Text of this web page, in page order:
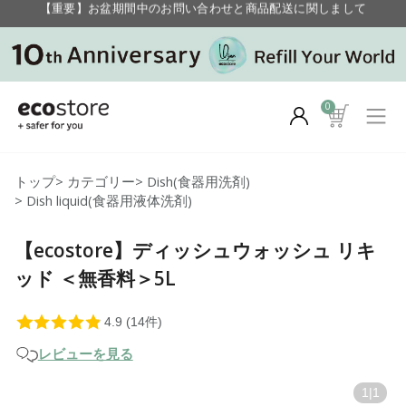
毎月お得にポイントが貯まる！ “月のポイントアップデー”
【重要】お盆期間中のお問い合わせと商品配送に関しまして
毎月お得にポイントが貯まる！ “月のポイントアップデー”
0
トップ> カテゴリー> Dish(食器用洗剤)
> Dish liquid(食器用液体洗剤)
【ecostore】ディッシュウォッシュ リキ
ッド ＜無香料＞5L
レビューを見る
1 1